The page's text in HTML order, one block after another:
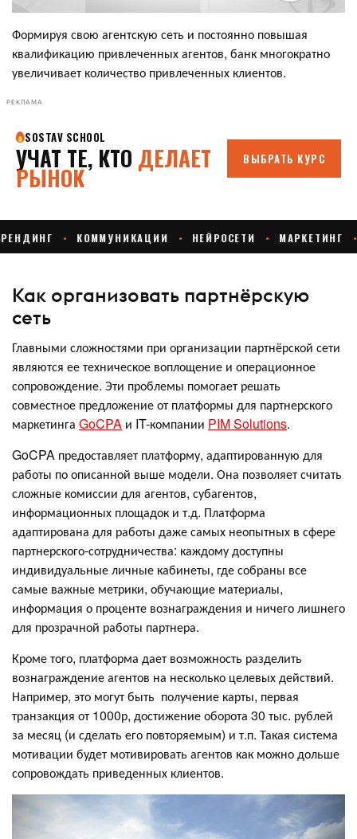
Формируя свою агентскую сеть и постоянно повышая
квалификацию привлеченных агентов, банк многократно
увеличивает количество привлеченных клиентов.
РЕКЛАМА
Как организовать партнёрскую
сеть
Главными сложностями при организации партнёрской сети
являются ее техническое воплощение и операционное
сопровождение. Эти проблемы помогает решать
совместное предложение от платформы для партнерского
маркетинга GoCPA и IT-компании PIM Solutions.
GoCPA предоставляет платформу, адаптированную для
работы по описанной выше модели. Она позволяет считать
сложные комиссии для агентов, субагентов,
информационных площадок и т.д. Платформа
адаптирована для работы даже самых неопытных в сфере
партнерского-сотрудничества: каждому доступны
индивидуальные личные кабинеты, где собраны все
самые важные метрики, обучающие материалы,
информация о проценте вознаграждения и ничего лишнего
для прозрачной работы партнера.
Кроме того, платформа дает возможность разделить
вознаграждение агентов на несколько целевых действий.
Например, это могут быть получение карты, первая
транзакция от 1000р, достижение оборота 30 тыс. рублей
за месяц (и сделать его повторяемым) и т.п. Такая система
мотивации будет мотивировать агентов как можно дольше
сопровождать приведенных клиентов.